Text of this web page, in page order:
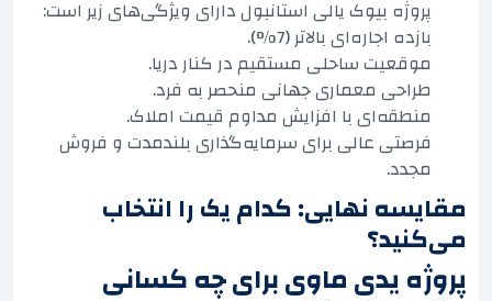
پروژه بیوک یالی استانبول دارای ویژگی‌های زیر است:
بازده اجاره‌ای بالاتر (7%).
موقعیت ساحلی مستقیم در کنار دریا.
طراحی معماری جهانی منحصر به فرد.
منطقه‌ای با افزایش مداوم قیمت املاک.
فرصتی عالی برای سرمایه‌گذاری بلندمدت و فروش
مجدد.
مقایسه نهایی: کدام یک را انتخاب
می‌کنید؟
پروژه یدی ماوی برای چه کسانی